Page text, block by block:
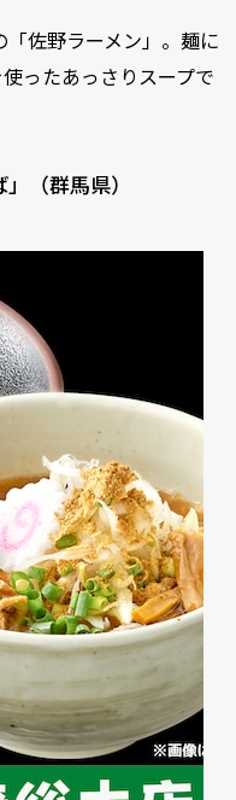
「佐野ラーメン」。麺に
ったあっさりスープで
（群馬県）